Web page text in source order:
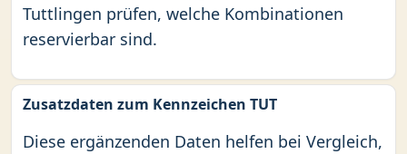
Tuttlingen prüfen, welche Kombinationen
reservierbar sind.
Zusatzdaten zum Kennzeichen TUT
Diese ergänzenden Daten helfen bei Vergleich,